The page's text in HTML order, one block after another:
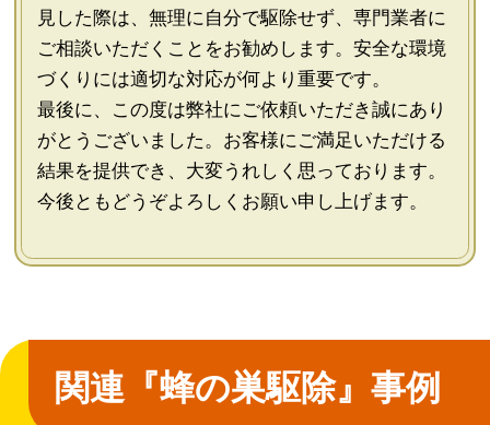
見した際は、無理に自分で駆除せず、専門業者に
ご相談いただくことをお勧めします。安全な環境
づくりには適切な対応が何より重要です。
最後に、この度は弊社にご依頼いただき誠にあり
がとうございました。お客様にご満足いただける
結果を提供でき、大変うれしく思っております。
今後ともどうぞよろしくお願い申し上げます。
関連『蜂の巣駆除』事例